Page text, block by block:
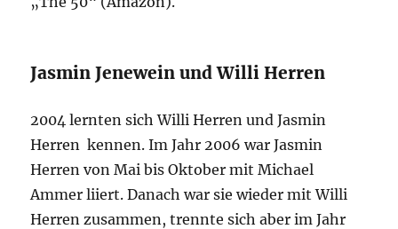
Jasmin Jenewein und Willi Herren
2004 lernten sich Willi Herren und Jasmin
Herren kennen. Im Jahr 2006 war Jasmin
Herren von Mai bis Oktober mit Michael
Ammer liiert. Danach war sie wieder mit Willi
Herren zusammen, trennte sich aber im Jahr